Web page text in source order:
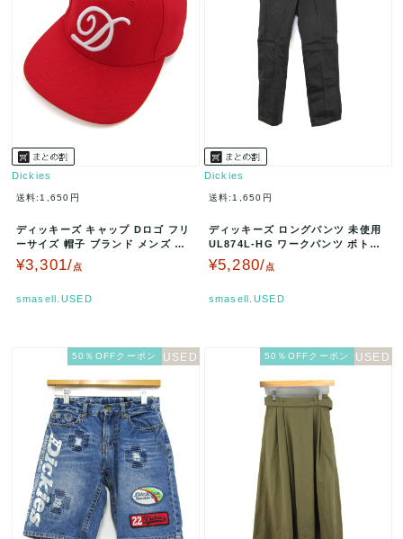
Dickies
送料:1,650円
ディッキーズ キャップ Dロゴ フリ
ーサイズ 帽子 ブランド メンズ レ
ッド Dickies 【中古…
¥3,301/点
smasell.USED
Dickies
送料:1,650円
ディッキーズ ロングパンツ 未使用
UL874L-HG ワークパンツ ボトム
ス レディース 30-4…
¥5,280/点
smasell.USED
50％OFFクーポン 50％OFFクーポン